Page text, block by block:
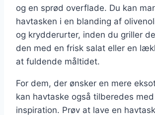
og en sprød overflade. Du kan
havtasken i en blanding af
og krydderurter, inden du griller
den med en frisk salat eller en
at fuldende måltidet.
For dem, der ønsker en mere
kan havtaske også tilberedes
inspiration. Prøv at lave en